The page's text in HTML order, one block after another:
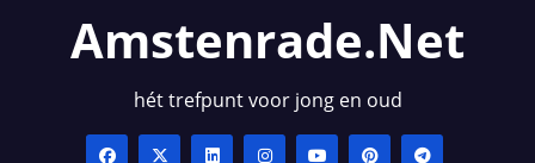
Amstenrade.net
hét trefpunt voor jong en oud